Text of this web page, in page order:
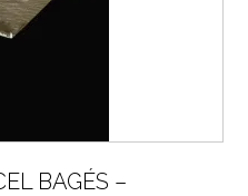
BAGÉS –